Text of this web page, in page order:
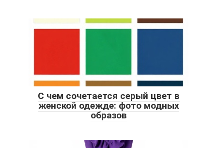
С чем сочетается серый цвет в
женской одежде: фото модных
образов